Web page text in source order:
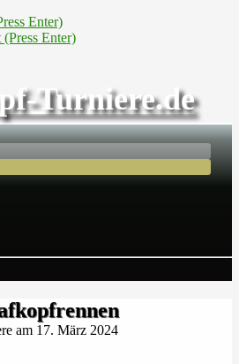
Enter)
Enter)
Turniere.de
am 17. März 2024